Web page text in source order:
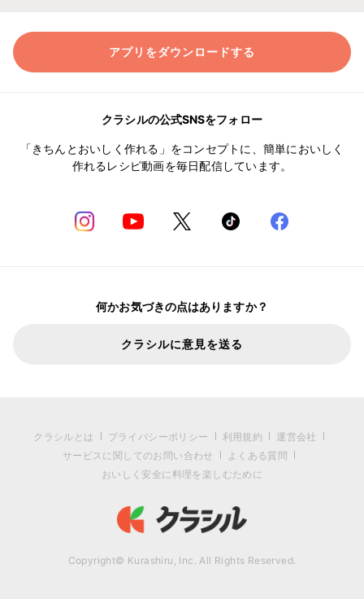
アプリをダウンロードする
クラシルの公式SNSをフォロー
「きちんとおいしく作れる」をコンセプトに、簡単においしく
作れるレシピ動画を毎日配信しています。
何かお気づきの点はありますか？
クラシルに意見を送る
クラシルとは プライバシーポリシー 利用規約
運営会社
サービスに関してのお問い合わせ
よくある質問
おいしく安全に料理を楽しむために
Copyright© Kurashiru, Inc. All Rights Reserved.